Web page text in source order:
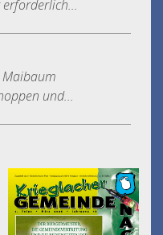
Maibaum
und...